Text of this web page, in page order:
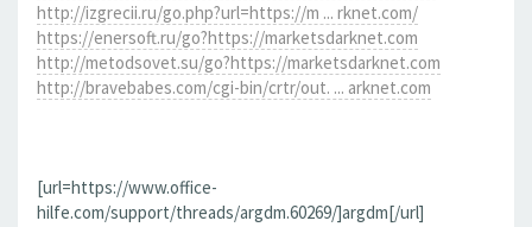
http://izgrecii.ru/go.php?url=https://m ... rknet.com/
https://enersoft.ru/go?https://marketsdarknet.com
http://metodsovet.su/go?https://marketsdarknet.com
http://bravebabes.com/cgi-bin/crtr/out. ... arknet.com
[url=https://www.office-
hilfe.com/support/threads/argdm.60269/]argdm[/url]